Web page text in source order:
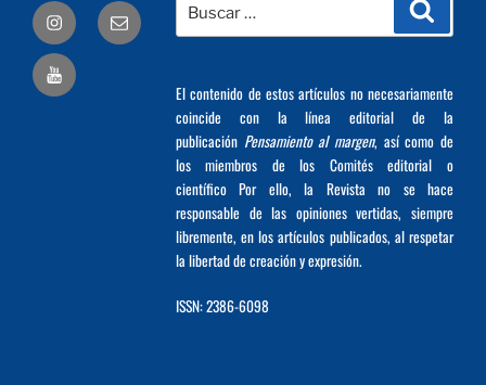
por:
El contenido de estos artículos no necesariamente
coincide con la línea editorial de la
publicación Pensamiento al margen, así como de
los miembros de los Comités editorial o
científico Por ello, la Revista no se hace
responsable de las opiniones vertidas, siempre
libremente, en los artículos publicados, al respetar
la libertad de creación y expresión.
ISSN: 2386-6098
Correo
electrónico